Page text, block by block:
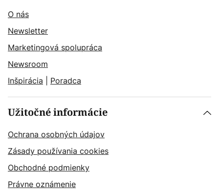
O nás
Newsletter
Marketingová spolupráca
Newsroom
Inšpirácia
Poradca
Užitočné informácie
Ochrana osobných údajov
Zásady používania cookies
Obchodné podmienky
Právne oznámenie